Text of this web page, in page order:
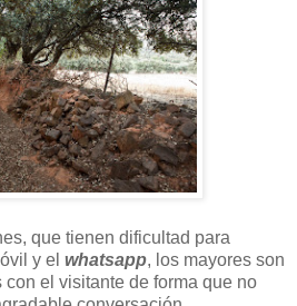
que tienen dificultad para
y el whatsapp, los mayores son
el visitante de forma que no